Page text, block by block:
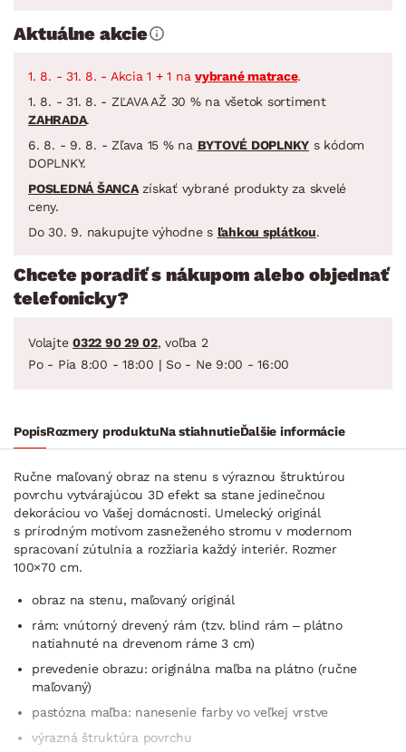
Aktuálne akcie
1. 8. - 31. 8. - Akcia 1 + 1 na vybrané matrace.
1. 8. - 31. 8. - ZĽAVA AŽ 30 % na všetok sortiment
ZAHRADA.
6. 8. - 9. 8. - Zľava 15 % na BYTOVÉ DOPLNKY s kódom
DOPLNKY.
POSLEDNÁ ŠANCAzískať vybrané produkty za skvelé
ceny.
Do 30. 9. nakupujte výhodne s ľahkou splátkou.
Chcete poradiť s nákupom alebo objednať
telefonicky?
Volajte 0322 90 29 02, voľba 2
Po - Pia 8:00 - 18:00 | So - Ne 9:00 - 16:00
PopisRozmery produktuNa stiahnutieĎalšie informácie
Ručne maľovaný obraz na stenu s výraznou štruktúrou
povrchu vytvárajúcou 3D efekt sa stane jedinečnou
dekoráciou vo Vašej domácnosti. Umelecký originál
s prírodným motívom zasneženého stromu v modernom
spracovaní zútulnia a rozžiaria každý interiér. Rozmer
100×70 cm.
obraz na stenu, maľovaný originál
rám: vnútorný drevený rám (tzv. blind rám – plátno
natiahnuté na drevenom ráme 3 cm)
prevedenie obrazu: originálna maľba na plátno (ručne
maľovaný)
pastózna maľba: nanesenie farby vo veľkej vrstve
výrazná štruktúra povrchu